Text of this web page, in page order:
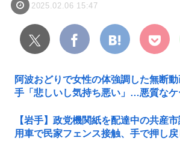
2025.02.06 15:47
阿波おどりで女性の体強調した無断
手「悲しいし気持ち悪い」…悪質なケ
【岩手】政党機関紙を配達中の共産
用車で民家フェンス接触、手で押し